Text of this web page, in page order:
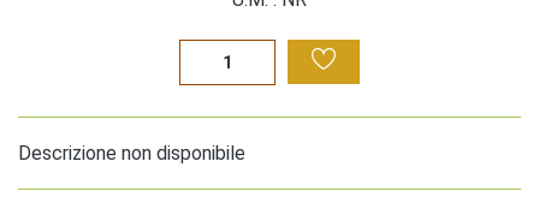
Descrizione non disponibile